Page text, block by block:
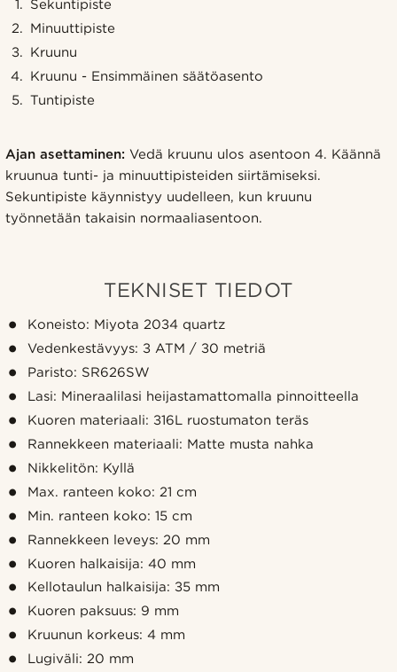
Sekuntipiste
Minuuttipiste
Kruunu
Kruunu - Ensimmäinen säätöasento
Tuntipiste
Ajan asettaminen: Vedä kruunu ulos asentoon 4. Käännä
kruunua tunti- ja minuuttipisteiden siirtämiseksi.
Sekuntipiste käynnistyy uudelleen, kun kruunu
työnnetään takaisin normaaliasentoon.
TEKNISET TIEDOT
Koneisto: Miyota 2034 quartz
Vedenkestävyys: 3 ATM / 30 metriä
Paristo: SR626SW
Lasi: Mineraalilasi heijastamattomalla pinnoitteella
Kuoren materiaali: 316L ruostumaton teräs
Rannekkeen materiaali: Matte musta nahka
Nikkelitön: Kyllä
Max. ranteen koko: 21 cm
Min. ranteen koko: 15 cm
Rannekkeen leveys: 20 mm
Kuoren halkaisija: 40 mm
Kellotaulun halkaisija: 35 mm
Kuoren paksuus: 9 mm
Kruunun korkeus: 4 mm
Lugiväli: 20 mm